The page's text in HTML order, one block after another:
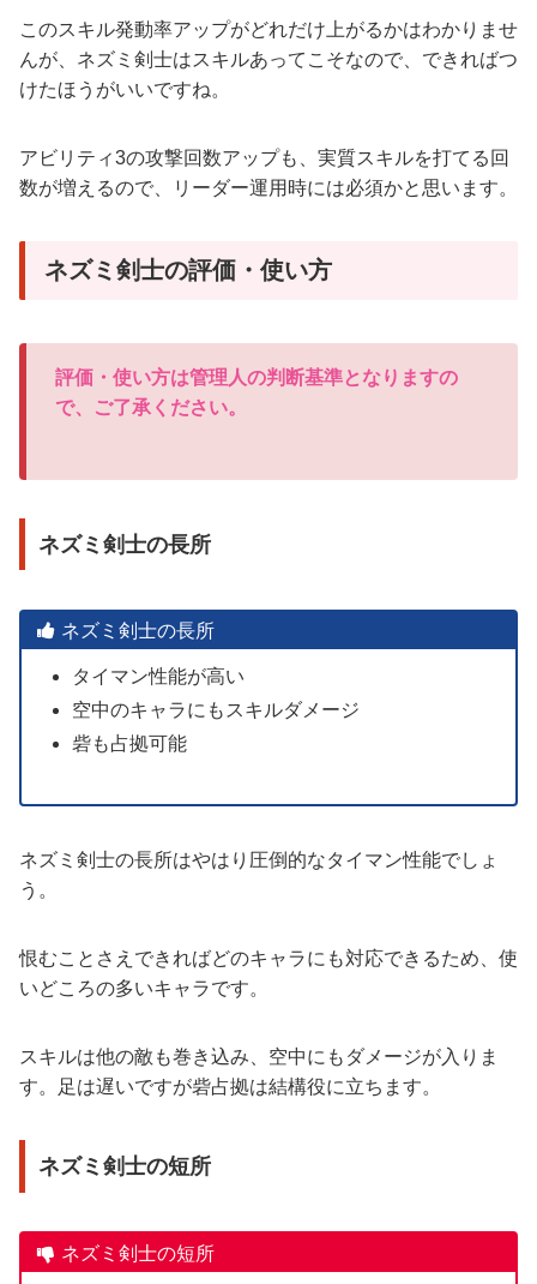
このスキル発動率アップがどれだけ上がるかはわかりませ
んが、ネズミ剣士はスキルあってこそなので、できればつ
けたほうがいいですね。
アビリティ3の攻撃回数アップも、実質スキルを打てる回
数が増えるので、リーダー運用時には必須かと思います。
ネズミ剣士の評価・使い方
評価・使い方は管理人の判断基準となりますの
で、ご了承ください。
ネズミ剣士の長所
ネズミ剣士の長所
タイマン性能が高い
空中のキャラにもスキルダメージ
砦も占拠可能
ネズミ剣士の長所はやはり圧倒的なタイマン性能でしょ
う。
恨むことさえできればどのキャラにも対応できるため、使
いどころの多いキャラです。
スキルは他の敵も巻き込み、空中にもダメージが入りま
す。足は遅いですが砦占拠は結構役に立ちます。
ネズミ剣士の短所
ネズミ剣士の短所